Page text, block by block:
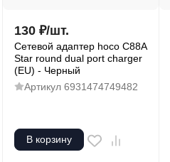
130 ₽/шт.
Сетевой адаптер hoco C88A
Star round dual port charger
(EU) - Черный
Артикул 6931474749482
В корзину